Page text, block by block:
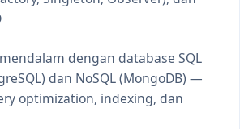
dengan database SQL
dan NoSQL (MongoDB) —
optimization, indexing, dan